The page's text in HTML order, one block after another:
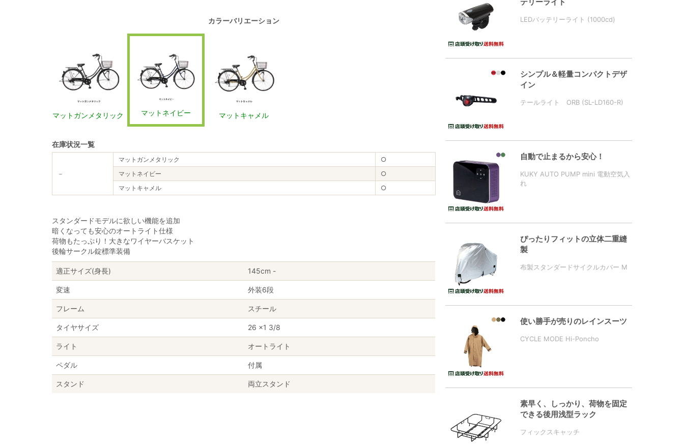
カラーバリエーション
マットガンメタリック マットネイビー マットキャメル
在庫状況一覧
－
マットガンメタリック
○
マットネイビー
○
マットキャメル
○
スタンダードモデルに欲しい機能を追加
暗くなっても安心のオートライト仕様
荷物もたっぷり！大きなワイヤーバスケット
後輪サークル錠標準装備
適正サイズ(身長) 145cm -
変速 外装6段
フレーム スチール
タイヤサイズ 26 ×1 3/8
ライト オートライト
ペダル 付属
スタンド 両立スタンド
テリーライト
LEDバッテリーライト (1000cd)
シンプル＆軽量コンパクトデザ
イン
テールライト ORB (SL-LD160-R)
自動で止まるから安心！
KUKY AUTO PUMP mini 電動空気入
れ
ぴったりフィットの立体二重縫
製
布製スタンダードサイクルカバー M
使い勝手が売りのレインスーツ
CYCLE MODE Hi-Poncho
素早く、しっかり、荷物を固定
できる後用浅型ラック
フィックスキャッチ